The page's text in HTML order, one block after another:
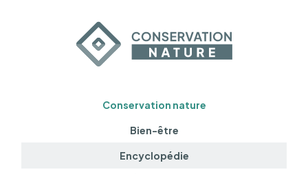
Conservation nature
Bien-être
Encyclopédie